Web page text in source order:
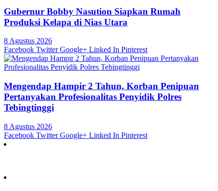
Gubernur Bobby Nasution Siapkan Rumah
Produksi Kelapa di Nias Utara
8 Agustus 2026
Facebook Twitter Google+ Linked In Pinterest
Mengendap Hampir 2 Tahun, Korban Penipuan
Pertanyakan Profesionalitas Penyidik Polres
Tebingtinggi
8 Agustus 2026
Facebook Twitter Google+ Linked In Pinterest